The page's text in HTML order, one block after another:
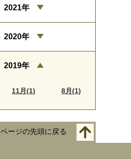
2021年
2020年
2019年
11月(1) 8月(1)
ページの先頭に戻る